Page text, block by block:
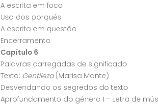
A escrita em foco
Uso dos porquês
A escrita em questão
Encerramento
Capítulo 6
Palavras carregadas de significado
Texto: Gentileza(Marisa Monte)
Desvendando os segredos do texto
Aprofundamento do gênero I – Letra de